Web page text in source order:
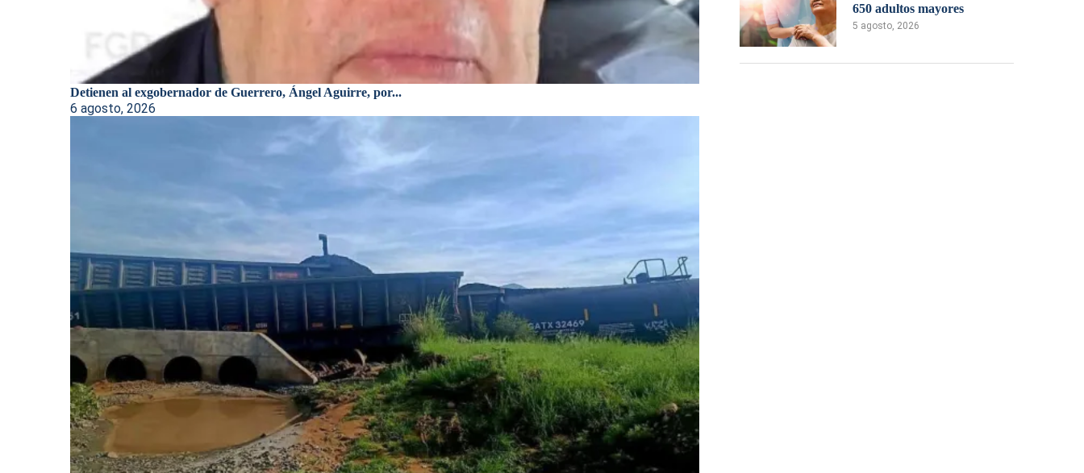
Detienen al exgobernador de Guerrero, Ángel Aguirre, por...
6 agosto, 2026
650 adultos mayores
5 agosto, 2026